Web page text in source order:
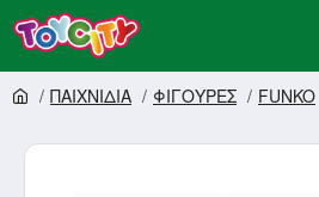
ΠΑΙΧΝΙΔΙΑ ΦΙΓΟΥΡΕΣ FUNKO